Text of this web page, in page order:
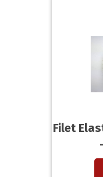
Filet